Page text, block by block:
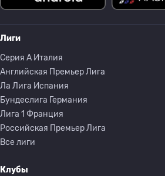
Лиги
Серия A Италия
Английская Премьер Лига
Ла Лига Испания
Бундеслига Германия
Лига 1 Франция
Российская Премьер Лига
Все лиги
Клубы